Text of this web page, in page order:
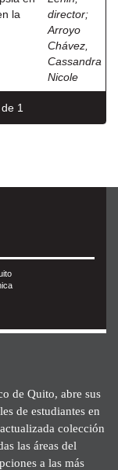
la
director;
Arroyo
Chávez,
Cassandra
Nicole
1
de Quito, abre sus
de estudiantes en
colección
las áreas del
a las más